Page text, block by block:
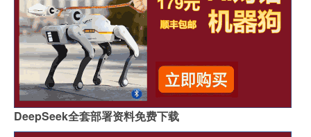
DeepSeek全套部署资料免费下载